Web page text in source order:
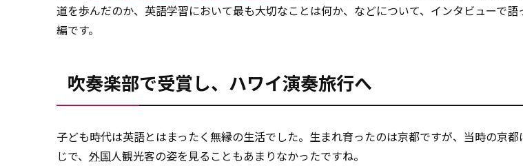
道を歩んだのか、英語学習において最も大切なことは何か、などについて、インタビューで
編です。
吹奏楽部で受賞し、ハワイ演奏旅行へ
子ども時代は英語とはまったく無縁の生活でした。生まれ育ったのは京都ですが、当時の京
じで、 外国人観光客の姿を見ることもあまりなかったですね。